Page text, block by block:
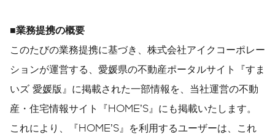
■業務提携の概要
このたびの業務提携に基づき、株式会社アイクコーポレー
ションが運営する、愛媛県の不動産ポータルサイト『すま
いズ 愛媛版』に掲載された一部情報を、当社運営の不動
産・住宅情報サイト『HOME’S』にも掲載いたします。
これにより、『HOME’S』を利用するユーザーは、これ